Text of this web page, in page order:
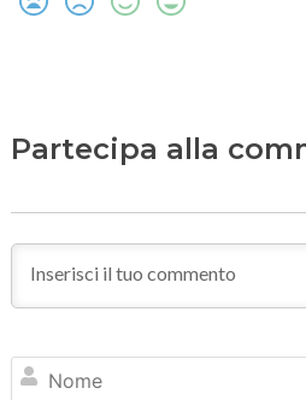
Partecipa alla